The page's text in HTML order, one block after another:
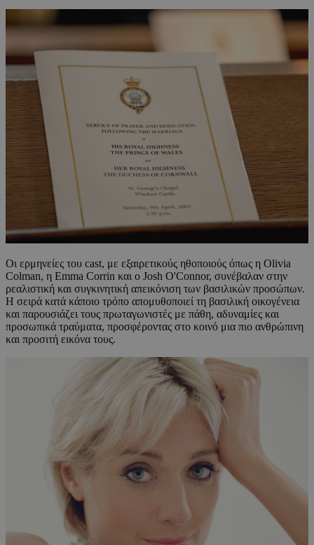
Οι ερμηνείες του cast, με εξαιρετικούς ηθοποιούς όπως η Olivia
Colman, η Emma Corrin και ο Josh O'Connor, συνέβαλαν στην
ρεαλιστική και συγκινητική απεικόνιση των βασιλικών προσώπων.
Η σειρά κατά κάποιο τρόπο απομυθοποιεί τη βασιλική οικογένεια
και παρουσιάζει τους πρωταγωνιστές με πάθη, αδυναμίες και
προσωπικά τραύματα, προσφέροντας στο κοινό μια πιο ανθρώπινη
και προσιτή εικόνα τους.